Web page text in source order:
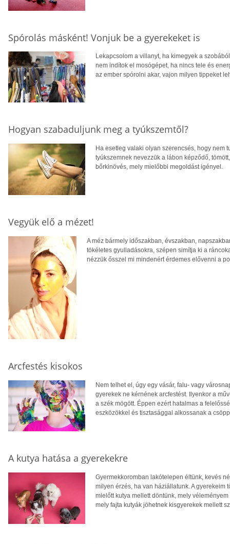
Spórolás másként! Vonjuk be a gyerekeket is
Lekapcsolom a villanyt, ha kimegyek a
nem indítok el mosógépet, ha nincs tele és
az ember spórolni akar, vajon milyen tippeket
Hogyan szabaduljunk meg a tyúkszemtől?
Ha esetleg valaki olyan szerencsés, hogy nem
tyúkszemnek nevezzük a lábon képződő,
bőrkinövés, mely mielőbbi megoldást igényel.
Vegyük elő a mézet!
A méz bármely időszakban, évszakban,
tökéletes gyulladásokra, szépen simítja ki a
nézzük ősszel mi mindenért érdemes elővenni a
Arcfestés kisokos
Nem telhet el, úgy egy vásár, falu- vagy
gyerekek ne kérnének arcfestést. Ilyenkor a
a szék mögött. Éppen ezért hatalmas a
eszközökkel és tisztasággal alkossanak a
A kutya hatása a gyerekekre
Gyermekkoromban lakótelepen éltünk, kevés
milyen érzés, ha van háziállatunk. A gyerekeim
mielőtt kutya mellett döntünk, mely
mely fajta kutyák jöhetnek kisgyerekek mellett